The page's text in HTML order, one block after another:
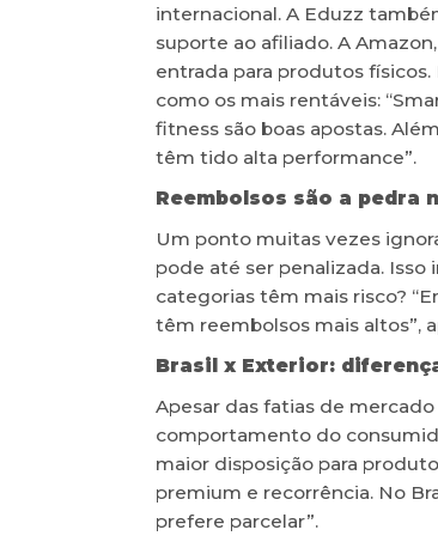
internacional. A Eduzz
suporte ao afiliado. A
entrada para produtos
como os mais rentáveis:
fitness são boas apostas.
têm tido alta performance”.
Reembolsos são a pedra
Um ponto muitas vezes
pode até ser penalizada.
categorias têm mais risco?
têm reembolsos mais altos”,
Brasil x Exterior:
Apesar das fatias de
comportamento do
maior disposição para
premium e recorrência. No
prefere parcelar”.